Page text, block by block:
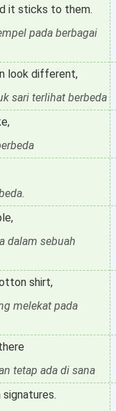
it sticks to them.
pada berbagai
look different,
sari terlihat berbeda
dalam sebuah
shirt,
melekat pada
tetap ada di sana